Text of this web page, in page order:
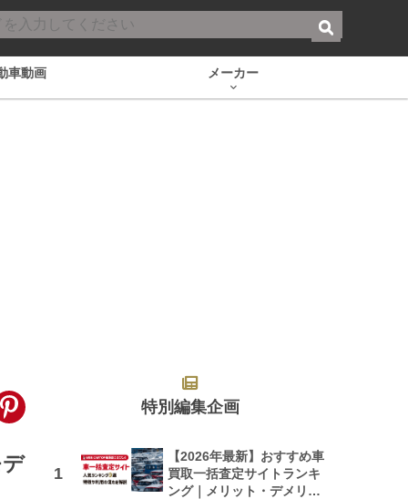
車動画 メーカー
特別編集企画
【2026年最新】おすすめ車
買取一括査定サイトランキ
ング｜メリット・デメリッ